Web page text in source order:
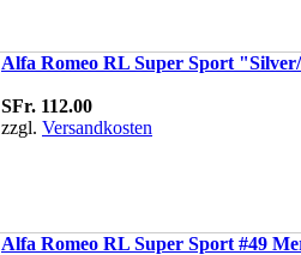
Alfa Romeo RL Super Sport
SFr. 112.00
zzgl. Versandkosten
Alfa Romeo RL Super Sport #49